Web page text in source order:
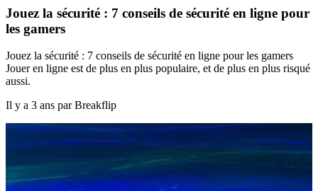
Jouez la sécurité : 7 conseils de sécurité en ligne pour
les gamers
Jouez la sécurité : 7 conseils de sécurité en ligne pour les gamers
Jouer en ligne est de plus en plus populaire, et de plus en plus risqué
aussi.
Il y a 3 ans par Breakflip